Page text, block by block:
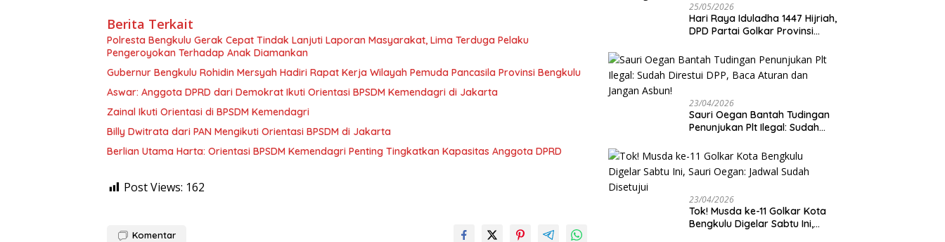
Berita Terkait
‎Polresta Bengkulu Gerak Cepat Tindak Lanjuti Laporan Masyarakat, Lima Terduga Pelaku
Pengeroyokan Terhadap Anak Diamankan
Gubernur Bengkulu Rohidin Mersyah Hadiri Rapat Kerja Wilayah Pemuda Pancasila Provinsi Bengkulu
Aswar: Anggota DPRD dari Demokrat Ikuti Orientasi BPSDM Kemendagri di Jakarta
Zainal Ikuti Orientasi di BPSDM Kemendagri
Billy Dwitrata dari PAN Mengikuti Orientasi BPSDM di Jakarta
Berlian Utama Harta: Orientasi BPSDM Kemendagri Penting Tingkatkan Kapasitas Anggota DPRD
Post Views: 162
Komentar
25/05/2026
Hari Raya Iduladha 1447 Hijriah,
DPD Partai Golkar Provinsi
Kambing
23/04/2026
Sauri Oegan Bantah Tudingan
Penunjukan Plt Ilegal: Sudah
Jangan Asbun!
23/04/2026
‎Tok! Musda ke-11 Golkar Kota
Bengkulu Digelar Sabtu Ini,